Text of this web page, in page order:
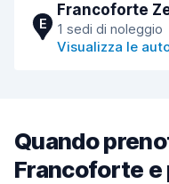
E
Francoforte
1 sedi di noleggio
Visualizza le
Quando
Francoforte e